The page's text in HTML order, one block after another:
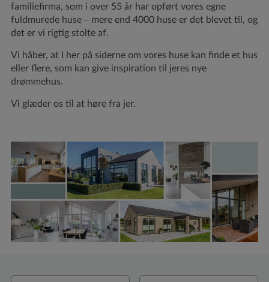
familiefirma, som i over 55 år har opført vores egne
fuldmurede huse – mere end 4000 huse er det blevet til, og
det er vi rigtig stolte af.
Vi håber, at I her på siderne om vores huse kan finde et hus
eller flere, som kan give inspiration til jeres nye
drømmehus.
Vi glæder os til at høre fra jer.